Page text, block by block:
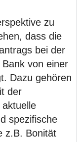
zu
dass die
bei der
von einer
Dazu gehören
der
spezifische
z.B. Bonität